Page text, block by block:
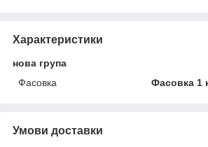
Характеристики
нова група
Фасовка
Фасовка 1
Умови доставки